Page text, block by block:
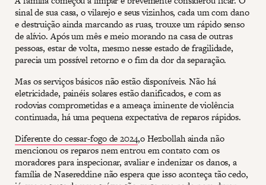
sinal de sua casa, o vilarejo e seus vizinhos, cada um com dano
e destruição ainda marcando as ruas, trouxe um rápido senso
de alívio. Após um mês e meio morando na casa de outras
pessoas, estar de volta, mesmo nesse estado de fragilidade,
parecia um possível retorno e o fim da dor da separação.
Mas os serviços básicos não estão disponíveis. Não há
eletricidade, painéis solares estão danificados, e com as
rodovias comprometidas e a ameaça iminente de violência
continuada, há uma pequena expectativa de reparos rápidos.
Diferente do cessar-fogo de 2024,o Hezbollah ainda não
mencionou os reparos nem entrou em contato com os
moradores para inspecionar, avaliar e indenizar os danos, a
família de Nasereddine não espera que isso aconteça tão cedo,